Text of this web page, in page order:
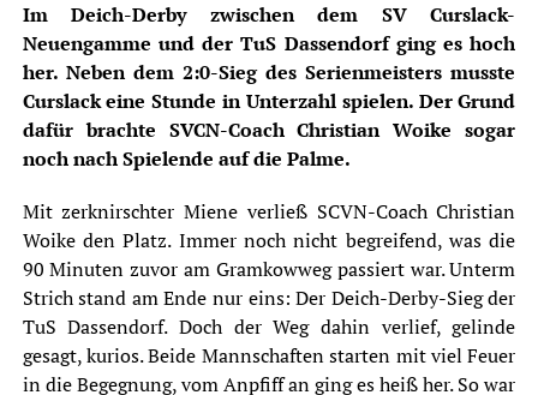
Im Deich-Derby zwischen dem SV Curslack-
Neuengamme und der TuS Dassendorf ging es hoch
her. Neben dem 2:0-Sieg des Serienmeisters musste
Curslack eine Stunde in Unterzahl spielen. Der Grund
dafür brachte SVCN-Coach Christian Woike sogar
noch nach Spielende auf die Palme.
Mit zerknirschter Miene verließ SCVN-Coach Christian
Woike den Platz. Immer noch nicht begreifend, was die
90 Minuten zuvor am Gramkowweg passiert war. Unterm
Strich stand am Ende nur eins: Der Deich-Derby-Sieg der
TuS Dassendorf. Doch der Weg dahin verlief, gelinde
gesagt, kurios. Beide Mannschaften starten mit viel Feuer
in die Begegnung, vom Anpfiff an ging es heiß her. So war